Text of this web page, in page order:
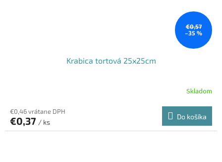
€0,57
–35 %
Krabica tortová 25x25cm
Skladom
€0,46 vrátane DPH
€0,37 / ks
Do košíka